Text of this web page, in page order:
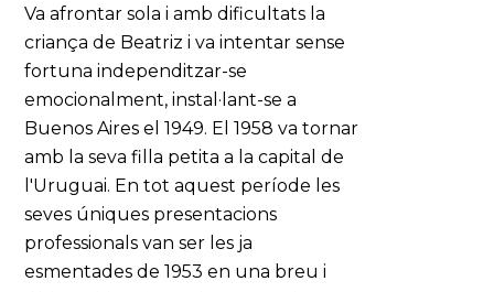
Va afrontar sola i amb dificultats la
criança de Beatriz i va intentar sense
fortuna independitzar-se
emocionalment, instal·lant-se a
Buenos Aires el 1949. El 1958 va tornar
amb la seva filla petita a la capital de
l'Uruguai. En tot aquest període les
seves úniques presentacions
professionals van ser les ja
esmentades de 1953 en una breu i